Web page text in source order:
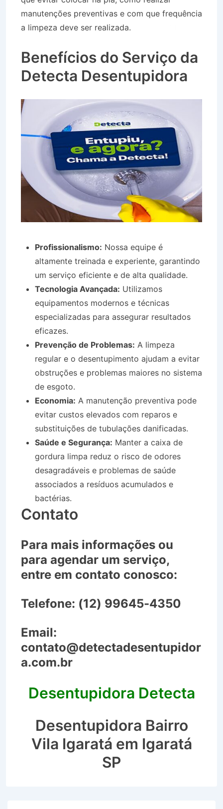
manutenções preventivas e com que frequência
a limpeza deve ser realizada.
Benefícios do Serviço da
Detecta Desentupidora
Profissionalismo: Nossa equipe é
altamente treinada e experiente, garantindo
um serviço eficiente e de alta qualidade.
Tecnologia Avançada: Utilizamos
equipamentos modernos e técnicas
especializadas para assegurar resultados
eficazes.
Prevenção de Problemas: A limpeza
regular e o desentupimento ajudam a evitar
obstruções e problemas maiores no sistema
de esgoto.
Economia: A manutenção preventiva pode
evitar custos elevados com reparos e
substituições de tubulações danificadas.
Saúde e Segurança: Manter a caixa de
gordura limpa reduz o risco de odores
desagradáveis e problemas de saúde
associados a resíduos acumulados e
bactérias.
Contato
Para mais informações ou
para agendar um serviço,
entre em contato conosco:
Telefone: (12) 99645-4350
Email:
contato@detectadesentupidor
a.com.br
Desentupidora Detecta
Desentupidora Bairro
Vila Igaratá em Igaratá
SP